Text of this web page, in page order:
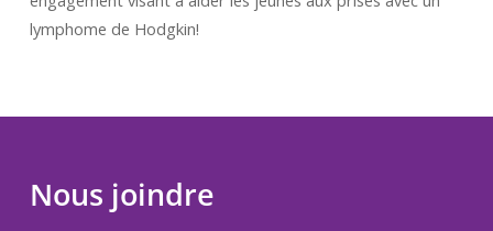
lymphome de Hodgkin!
Nous joindre